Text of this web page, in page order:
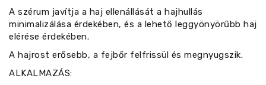
A szérum javítja a haj ellenállását a hajhullás
minimalizálása érdekében, és a lehető leggyönyörűbb haj
elérése érdekében.
A hajrost erősebb, a fejbőr felfrissül és megnyugszik.
ALKALMAZÁS: